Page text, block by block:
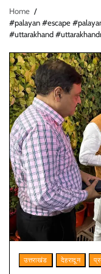
Home
#palayan #escape
#uttarakhand
उत्तराखंड देहरादून